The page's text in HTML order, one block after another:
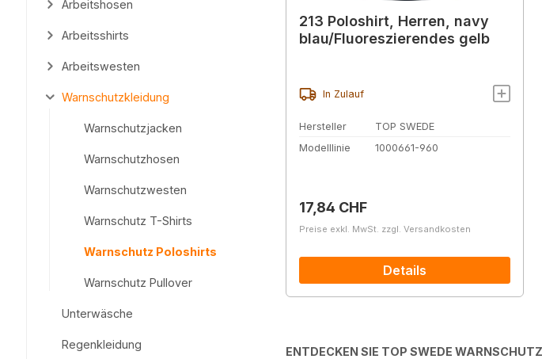
Arbeitshosen
Arbeitsshirts
Arbeitswesten
Warnschutzkleidung
Warnschutzjacken
Warnschutzhosen
Warnschutzwesten
Warnschutz T-Shirts
Warnschutz Poloshirts
Warnschutz Pullover
Unterwäsche
Regenkleidung
213 Poloshirt, Herren, navy
blau/Fluoreszierendes gelb
In Zulauf
Hersteller
TOP SWEDE
Modelllinie
1000661-960
Regulärer Preis:
17,84 CHF
Preise exkl. MwSt. zzgl. Versandkosten
Details
ENTDECKEN SIE TOP SWEDE